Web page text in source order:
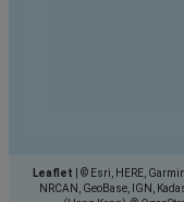
Leaflet
© Esri, HERE,
NRCAN, GeoBase, IGN,